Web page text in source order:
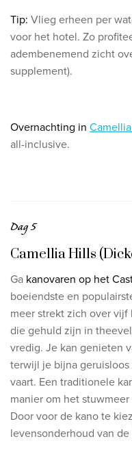
Tip: Vlieg erheen per
voor het hotel. Zo
adembenemend zicht
supplement).
Overnachting in
all-inclusive.
Dag 5
Camellia Hills
Ga kanovaren op het
boeiendste en
meer strekt zich over
die gehuld zijn in
vredig. Je kan genieten
terwijl je bijna
vaart. Een traditionele
manier om het
Door voor de kano te
levensonderhoud van